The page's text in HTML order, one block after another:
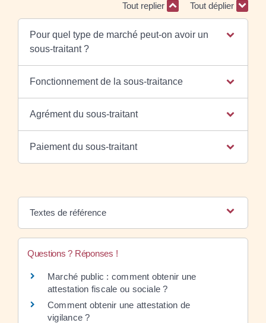
Tout replier Tout déplier
Pour quel type de marché peut-on avoir un
sous-traitant ?
Fonctionnement de la sous-traitance
Agrément du sous-traitant
Paiement du sous-traitant
Textes de référence
Questions ? Réponses !
Marché public : comment obtenir une
attestation fiscale ou sociale ?
Comment obtenir une attestation de
vigilance ?